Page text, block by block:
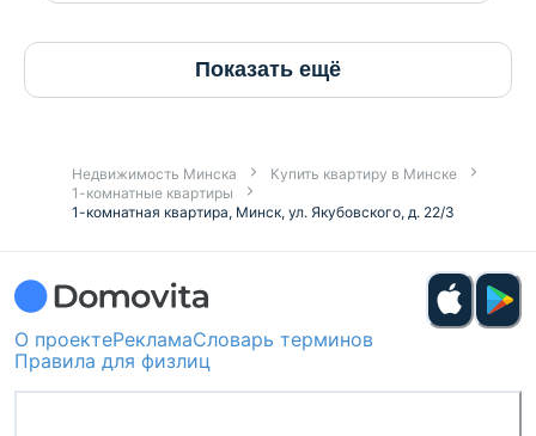
Показать ещё
Недвижимость Минска
Купить квартиру в Минске
1-комнатные квартиры
1-комнатная квартира, Минск, ул. Якубовского, д. 22/3
О проектеРекламаСловарь терминов
Правила для физлиц